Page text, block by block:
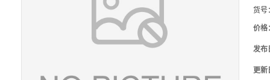
货号
价格
发布
更新